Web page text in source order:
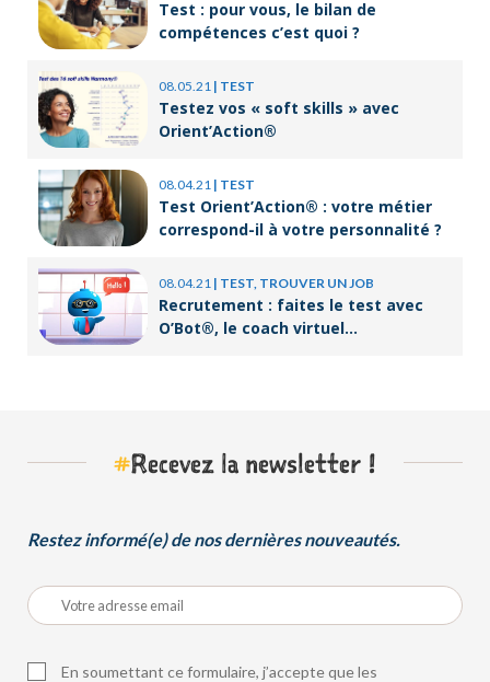
Test : pour vous, le bilan de
compétences c’est quoi ?
08.05.21 | TEST
Testez vos « soft skills » avec
Orient’Action®
08.04.21 | TEST
Test Orient’Action® : votre métier
correspond-il à votre personnalité ?
08.04.21 | TEST, TROUVER UN JOB
Recrutement : faites le test avec
O’Bot®, le coach virtuel
#Recevez la newsletter !
Restez informé(e) de nos dernières nouveautés.
En soumettant ce formulaire, j’accepte que les